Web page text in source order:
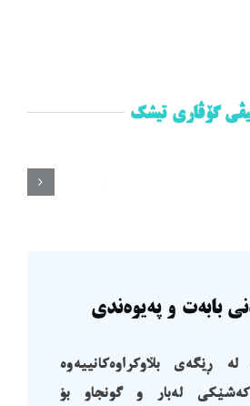
گۆڤاری تیشک
بابەت و پەیوەندی
ڕێگەی بڵاوکراوەکانییەوە
لەبار و گونجاو بۆ